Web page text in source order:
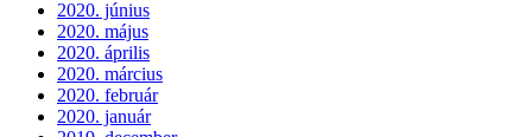
2020. június
2020. május
2020. április
2020. március
2020. február
2020. január